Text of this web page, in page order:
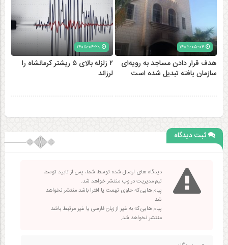
۱۴۰۵-۰۵-۰۴
هدف قرار دادن مساجد به رویه‌ای
سازمان‌ یافته تبدیل شده است
۲ زلزله‌ بالای ۵ ریشتر کرمانشاه را
لرزاند
ثبت دیدگاه
دیدگاه های ارسال شده توسط شما، پس از تایید توسط
تیم مدیریت در وب منتشر خواهد شد.
پیام هایی که حاوی تهمت یا افترا باشد منتشر نخواهد
شد.
پیام هایی که به غیر از زبان فارسی یا غیر مرتبط باشد
منتشر نخواهد شد.